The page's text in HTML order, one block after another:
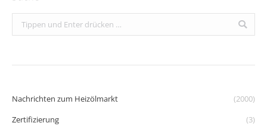
Search:
Nachrichten zum Heizölmarkt
(2000)
Zertifizierung
(3)